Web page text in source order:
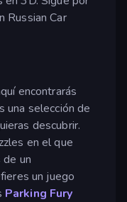
Russian Car
encontrarás
una selección de
descubrir.
en el que
un
un juego
Parking Fury